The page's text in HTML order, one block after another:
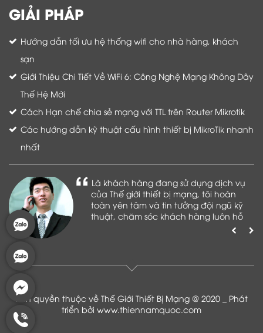
GIẢI PHÁP
Hướng dẫn tối ưu hệ thống wifi cho nhà hàng, khách
sạn
Giới Thiệu Chi Tiết Về WiFi 6: Công Nghệ Mạng Không Dây
Thế Hệ Mới
Cách Hạn chế chia sẻ mạng với TTL trên Router Mikrotik
Các hướng dẫn kỹ thuật cấu hình thiết bị MikroTik nhanh
nhất
Là khách hàng đang sử dụng dịch vụ
của Thế giới thiết bị mạng, tôi hoàn
toàn yên tâm và tin tưởng đội ngũ kỹ
thuật, chăm sóc khách hàng luôn hỗ
Bản quyền thuộc về Thế Giới Thiết Bị Mạng @ 2020 _ Phát
triển bởi www.thiennamquoc.com